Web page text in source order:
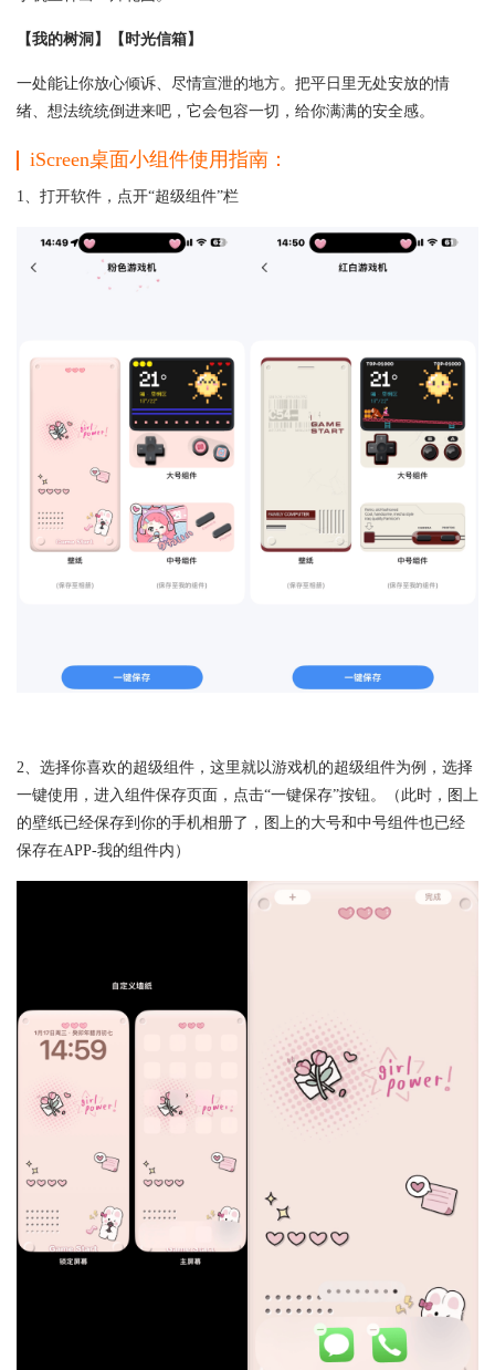
【我的树洞】【时光信箱】
一处能让你放心倾诉、尽情宣泄的地方。把平日里无处安放的情
绪、想法统统倒进来吧，它会包容一切，给你满满的安全感。
iScreen桌面小组件使用指南：
1、打开软件，点开“超级组件”栏
2、选择你喜欢的超级组件，这里就以游戏机的超级组件为例，选择
一键使用，进入组件保存页面，点击“一键保存”按钮。（此时，图上
的壁纸已经保存到你的手机相册了，图上的大号和中号组件也已经
保存在APP-我的组件内）